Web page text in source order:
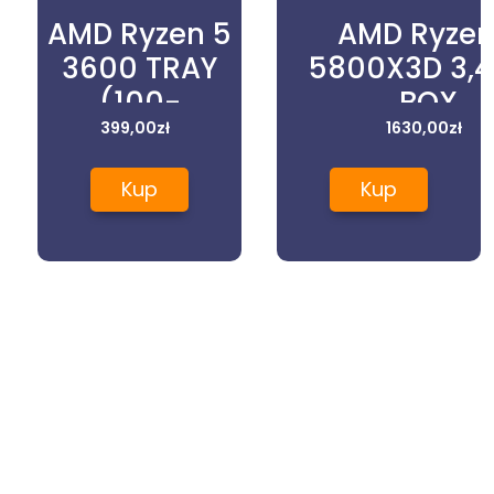
AMD Ryzen 5
3600 TRAY
(100-
000000031)
399,00zł
Kup
AMD Ryzen
5800X3D
BOX
1630,00zł
Kup